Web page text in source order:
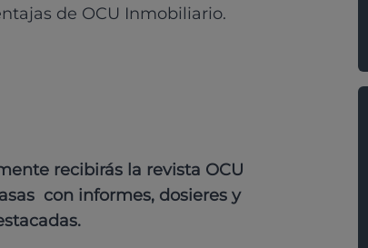
de OCU Inmobiliario.
recibirás la revista OCU
con informes, dosieres y